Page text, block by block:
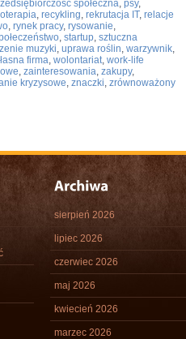
społeczna, psy,
, recykling, rekrutacja IT, relacje
, rynek pracy, rysowanie,
, startup, sztuczna
muzyki, uprawa roślin, warzywnik,
firma, wolontariat, work-life
, zainteresowania, zakupy,
kryzysowe, znaczki, zrównoważony
sierpień 2026
lipiec 2026
czerwiec 2026
maj 2026
kwiecień 2026
marzec 2026